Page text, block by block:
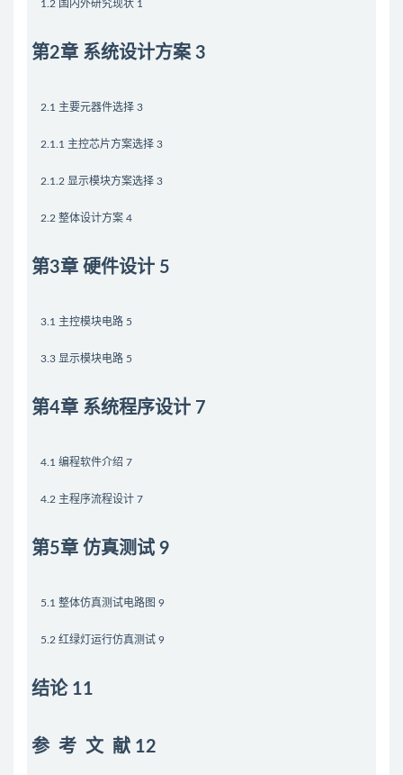
1.2 国内外研究现状 1
第2章 系统设计方案 3
2.1 主要元器件选择 3
2.1.1 主控芯片方案选择 3
2.1.2 显示模块方案选择 3
2.2 整体设计方案 4
第3章 硬件设计 5
3.1 主控模块电路 5
3.3 显示模块电路 5
第4章 系统程序设计 7
4.1 编程软件介绍 7
4.2 主程序流程设计 7
第5章 仿真测试 9
5.1 整体仿真测试电路图 9
5.2 红绿灯运行仿真测试 9
结论 11
参 考 文 献 12